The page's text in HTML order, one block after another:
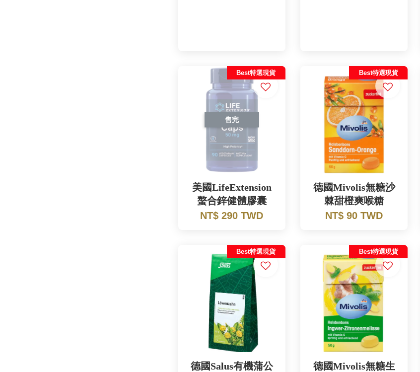
售完
Best特選現貨
美國LifeExtension
螯合鋅健體膠囊
NT$ 290 TWD
Best特選現貨
德國Mivolis無糖沙
棘甜橙爽喉糖
NT$ 90 TWD
Best特選現貨
德國Salus有機蒲公
Best特選現貨
德國Mivolis無糖生